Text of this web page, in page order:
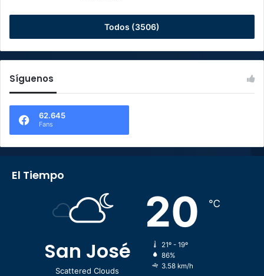
Todos (3506)
Síguenos
62.645
Fans
El Tiempo
San José
Scattered Clouds
20 ℃
21º - 19º
86%
3.58 km/h